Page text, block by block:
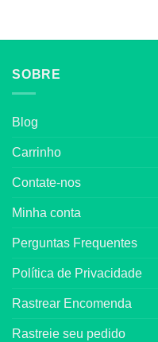
SOBRE
Blog
Carrinho
Contate-nos
Minha conta
Perguntas Frequentes
Política de Privacidade
Rastrear Encomenda
Rastreie seu pedido